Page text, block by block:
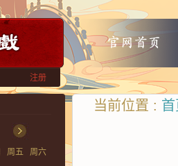
注册
周五
周六
当前位置 :